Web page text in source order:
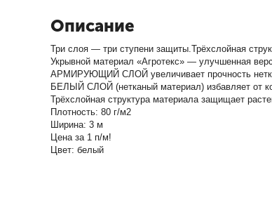
Описание
Три слоя — три ступени защиты.Трёхслойная
Укрывной материал «Агротекс» — улучшенная
АРМИРУЮЩИЙ СЛОЙ увеличивает прочность
БЕЛЫЙ СЛОЙ (нетканый материал) избавляет от
Трёхслойная структура материала защищает
Плотность: 80 г/м2
Ширина: 3 м
Цена за 1 п/м!
Цвет: белый